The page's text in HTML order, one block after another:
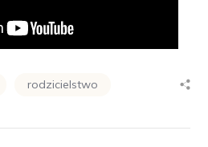
rodzicielstwo